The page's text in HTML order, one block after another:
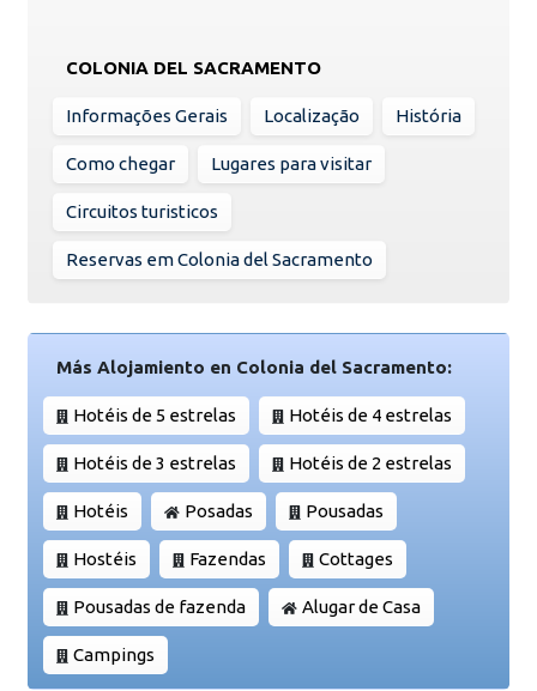
COLONIA DEL SACRAMENTO
Informações Gerais Localização História
Como chegar Lugares para visitar
Circuitos turisticos
Reservas em Colonia del Sacramento
Más Alojamiento en Colonia del Sacramento:
Hotéis de 5 estrelas Hotéis de 4 estrelas
Hotéis de 3 estrelas Hotéis de 2 estrelas
Hotéis Posadas Pousadas
Hostéis Fazendas Cottages
Pousadas de fazenda Alugar de Casa
Campings